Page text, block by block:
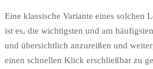
Eine klassische Variante eines solchen
ist es, die wichtigsten und am
und übersichtlich anzureißen und
einen schnellen Klick erschließbar zu